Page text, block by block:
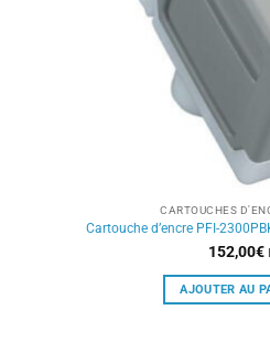
CARTOUCHES
Cartouche d’encre PFI-
152,00€
AJOUTER AU